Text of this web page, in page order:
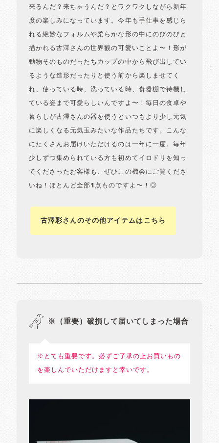
来るんだ？来ちゃうんだ？とワクワクしながら新年
度の楽しみになっています。今年も手仕事を感じら
れる絶妙なフォルムや柔らかな形の中にのびのびと
描かれる古澤さんの世界観の可愛いことよ〜！形が
動物そのものだったちカップの中から飛び出してい
るような造形だったりと使う前から楽しませてく
れ、使っている時、洗っている時、食器棚で待機し
ている姿まで可愛らしいんですよ〜！毎日の食卓や
暮らしが古澤さんの器を使うといつもより少し元気
に楽しくなる元気玉みたいな作品たちです。こんな
にたくさんお届けいただけるのは一年に一度。毎年
少しずつ集められている方も初めてイロドリを知っ
てくださったお客様も、ぜひこの機会にご覧くださ
いね！ほとんど全部1点ものですよ〜！◎
古澤彩さんのその他アイテムはこちら
※（重要）破損して届いてしまった場合
※とても重要です。必ずご了承の上お買いもの
を楽しんでいただけますと幸いです。